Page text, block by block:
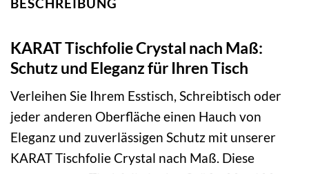
BESCHREIBUNG
KARAT Tischfolie Crystal nach Maß:
Schutz und Eleganz für Ihren Tisch
Verleihen Sie Ihrem Esstisch, Schreibtisch oder
jeder anderen Oberfläche einen Hauch von
Eleganz und zuverlässigen Schutz mit unserer
KARAT Tischfolie Crystal nach Maß. Diese